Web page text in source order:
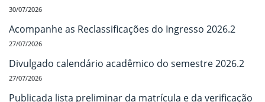
30/07/2026
Acompanhe as Reclassificações do Ingresso 2026.2
27/07/2026
Divulgado calendário acadêmico do semestre 2026.2
27/07/2026
Publicada lista preliminar da matrícula e da verificação